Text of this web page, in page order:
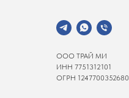
ООО ТРАЙ МИ
ИНН 7751312101
ОГРН 1247700352680